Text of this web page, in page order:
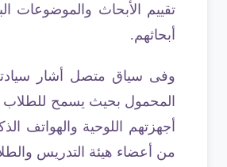
تقييم الأبحاث والموضوعات
أبحاثهم.
وفى سياق متصل أشار سيادته
المحمول بحيث يسمح للطلاب
أجهزتهم اللوحية والهواتف
من أعضاء هيئة التدريس